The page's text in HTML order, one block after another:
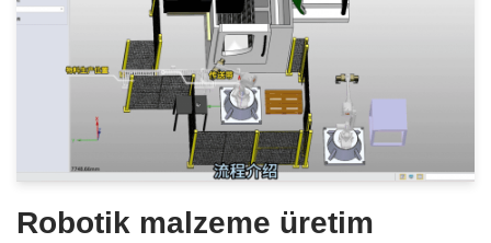
Robotik malzeme üretim